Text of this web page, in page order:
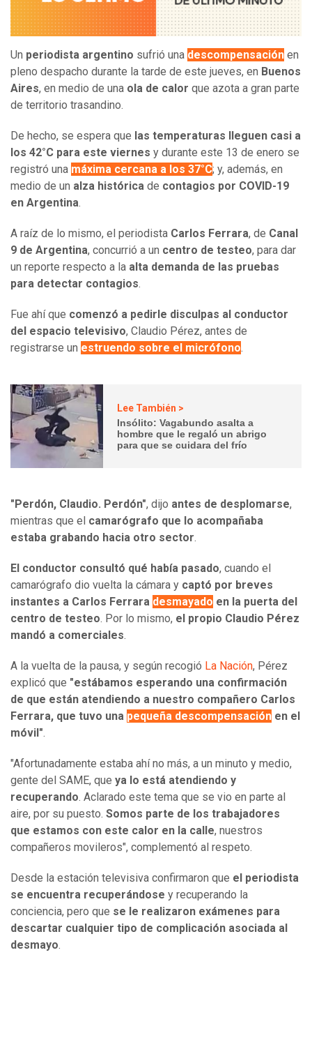
Un periodista argentino sufrió una descompensación en
pleno despacho durante la tarde de este jueves, en Buenos
Aires, en medio de una ola de calor que azota a gran parte
de territorio trasandino.
De hecho, se espera que las temperaturas lleguen casi a
los 42°C para este viernes y durante este 13 de enero se
registró una máxima cercana a los 37°C; y, además, en
medio de un alza histórica de contagios por COVID-19
en Argentina.
A raíz de lo mismo, el periodista Carlos Ferrara, de Canal
9 de Argentina, concurrió a un centro de testeo, para dar
un reporte respecto a la alta demanda de las pruebas
para detectar contagios.
Fue ahí que comenzó a pedirle disculpas al conductor
del espacio televisivo, Claudio Pérez, antes de
registrarse un estruendo sobre el micrófono.
Lee También >
Insólito: Vagabundo asalta a
hombre que le regaló un abrigo
para que se cuidara del frío
"Perdón, Claudio. Perdón", dijo antes de desplomarse,
mientras que el camarógrafo que lo acompañaba
estaba grabando hacia otro sector.
El conductor consultó qué había pasado, cuando el
camarógrafo dio vuelta la cámara y captó por breves
instantes a Carlos Ferrara desmayado en la puerta del
centro de testeo. Por lo mismo, el propio Claudio Pérez
mandó a comerciales.
A la vuelta de la pausa, y según recogió La Nación, Pérez
explicó que "estábamos esperando una confirmación
de que están atendiendo a nuestro compañero Carlos
Ferrara, que tuvo una pequeña descompensación en el
móvil".
"Afortunadamente estaba ahí no más, a un minuto y medio,
gente del SAME, que ya lo está atendiendo y
recuperando. Aclarado este tema que se vio en parte al
aire, por su puesto. Somos parte de los trabajadores
que estamos con este calor en la calle, nuestros
compañeros movileros", complementó al respeto.
Desde la estación televisiva confirmaron que el periodista
se encuentra recuperándose y recuperando la
conciencia, pero que se le realizaron exámenes para
descartar cualquier tipo de complicación asociada al
desmayo.